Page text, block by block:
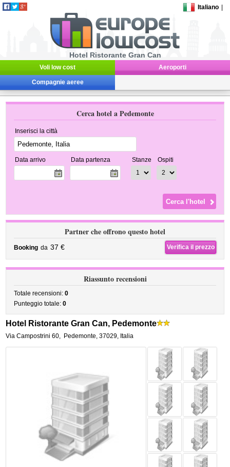
Italiano
Hotel Ristorante Gran Can
Voli low cost Aeroporti
Compagnie aeree
Cerca hotel a Pedemonte
Inserisci la città
Data arrivo Data partenza Stanze Ospiti
Partner che offrono questo hotel
Booking da 37 € Verifica il prezzo
Riassunto recensioni
Totale recensioni:0
Punteggio totale:0
Hotel Ristorante Gran Can, Pedemonte
Via Campostrini 60, Pedemonte,37029, Italia